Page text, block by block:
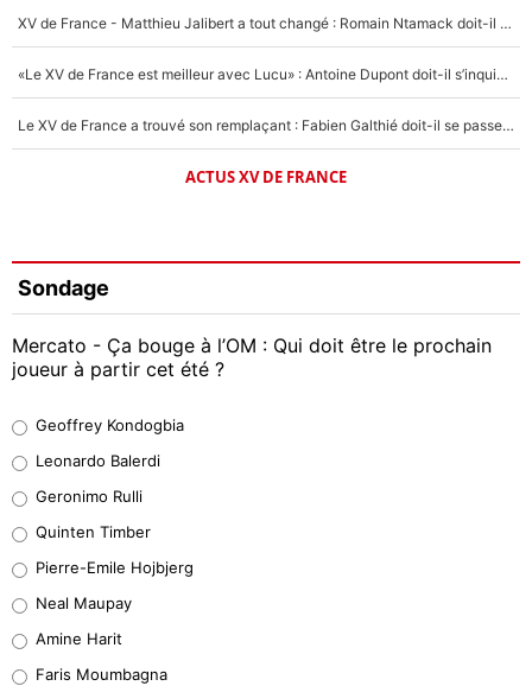
XV de France - Matthieu Jalibert a tout changé : Romain Ntamack doit-il s’inquiéter pour sa place à un an de la Coupe du monde ?
«Le XV de France est meilleur avec Lucu» : Antoine Dupont doit-il s’inquiéter pour sa place ?
Le XV de France a trouvé son remplaçant : Fabien Galthié doit-il se passer d'Antoine Dupont ?
ACTUS XV DE FRANCE
Sondage
Mercato - Ça bouge à l’OM : Qui doit être le prochain
joueur à partir cet été ?
38%
32%
5%
1%
Geoffrey Kondogbia
Leonardo Balerdi
Geronimo Rulli
Quinten Timber
Pierre-Emile Hojbjerg
Neal Maupay
Amine Harit
Faris Moumbagna